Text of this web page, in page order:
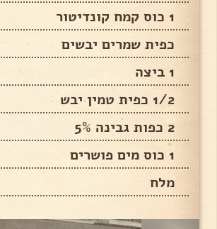
1 כוס קמח קונדיטור
כפית שמרים יבשים
1 ביצה
1/2 כפית טמין יבש
2 כפות גבינה 5%
1 כוס מים פושרים
מלח